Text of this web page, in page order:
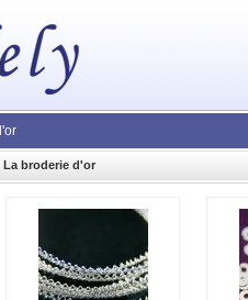
La broderie d'or